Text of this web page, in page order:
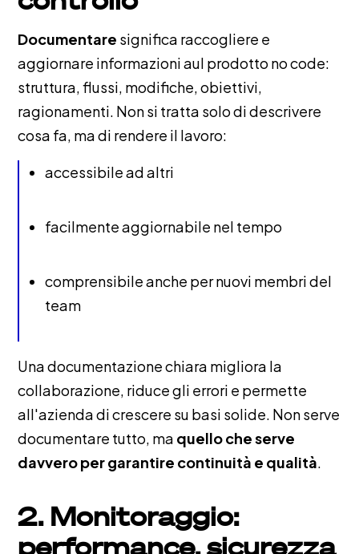
Documentare significa raccogliere e
aggiornare informazioni aul prodotto no code:
struttura, flussi, modifiche, obiettivi,
ragionamenti. Non si tratta solo di descrivere
cosa fa, ma di rendere il lavoro:
accessibile ad altri
facilmente aggiornabile nel tempo
comprensibile anche per nuovi membri del
team
Una documentazione chiara migliora la
collaborazione, riduce gli errori e permette
all'azienda di crescere su basi solide. Non serve
documentare tutto, ma quello che serve
davvero per garantire continuità e qualità.
2. Monitoraggio:
performance, sicurezza